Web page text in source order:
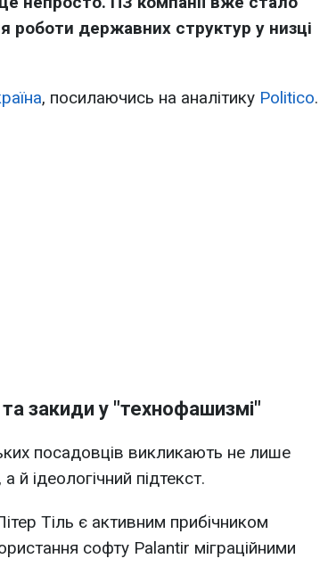
державних структур у низці
, посилаючись на аналітику Politico.
закиди у "технофашизмі"
посадовців викликають не лише
й ідеологічний підтекст.
Тіль є активним прибічником
софту Palantir міграційними